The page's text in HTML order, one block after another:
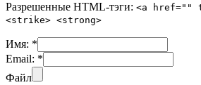
Разрешенные HTML-тэги: <a href=""
<strike> <strong>
Имя: *
Email: *
Файл